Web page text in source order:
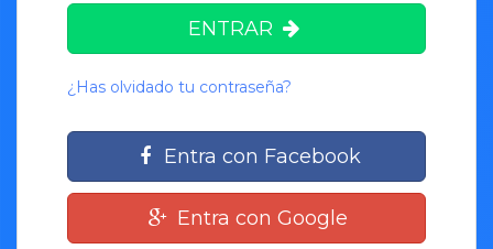
ENTRAR
¿Has olvidado tu contraseña?
Entra con Facebook
Entra con Google